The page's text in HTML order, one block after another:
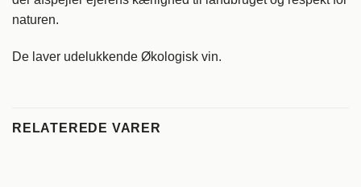
naturen.
De laver udelukkende Økologisk vin.
RELATEREDE VARER